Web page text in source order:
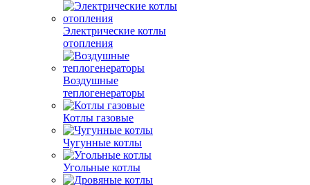
Электрические котлы
отопления
Воздушные
теплогенераторы
Котлы газовые
Чугунные котлы
Угольные котлы